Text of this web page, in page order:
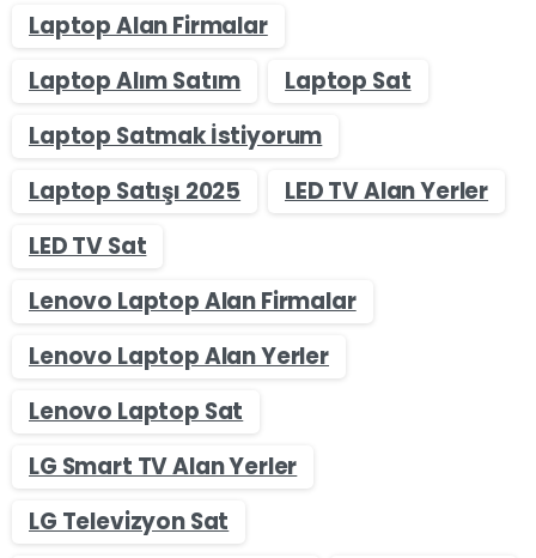
Laptop Alan Firmalar
Laptop Alım Satım
Laptop Sat
Laptop Satmak İstiyorum
Laptop Satışı 2025
LED TV Alan Yerler
LED TV Sat
Lenovo Laptop Alan Firmalar
Lenovo Laptop Alan Yerler
Lenovo Laptop Sat
LG Smart TV Alan Yerler
LG Televizyon Sat